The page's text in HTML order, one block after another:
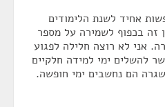
אחיד לשנת הלימודים
זה בכפוף לשמירה על מספר
אני לא רוצה חלילה לפגוע
להשלים ימי למידה חלקיים
הם נחשבים ימי חופשה.